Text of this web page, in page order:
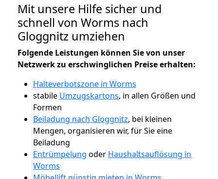
Mit unsere Hilfe sicher und
schnell von Worms nach
Gloggnitz umziehen
Folgende Leistungen können Sie von unser
Netzwerk zu erschwinglichen Preise erhalten:
Halteverbotszone in Worms
stabile Umzugskartons, in allen Größen und
Formen
Beiladung nach Gloggnitz, bei kleinen
Mengen, organisieren wir, für Sie eine
Beiladung
Entrümpelung oder Haushaltsauflösung in
Worms